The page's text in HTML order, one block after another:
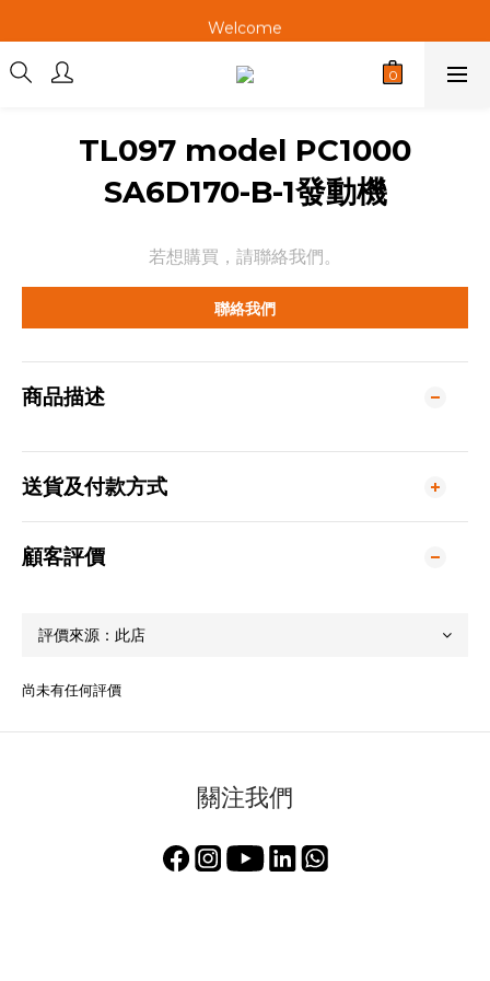
Welcome
Welcome
Welcome
TL097 model PC1000
SA6D170-B-1發動機
若想購買，請聯絡我們。
聯絡我們
商品描述
送貨及付款方式
顧客評價
尚未有任何評價
關注我們